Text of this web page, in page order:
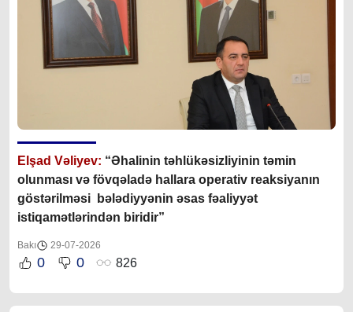
Elşad Vəliyev: “Əhalinin təhlükəsizliyinin təmin
olunması və fövqəladə hallara operativ reaksiyanın
göstərilməsi bələdiyyənin əsas fəaliyyət
istiqamətlərindən biridir”
Bakı 29-07-2026
0 0 826